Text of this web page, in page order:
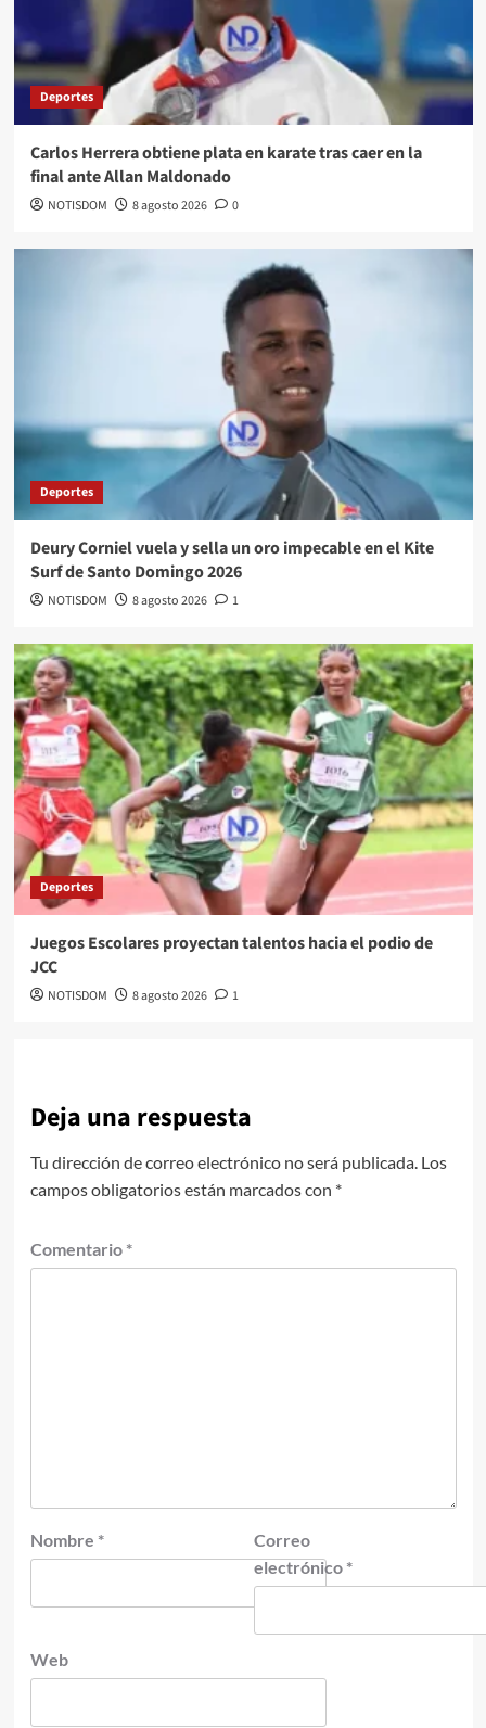
Deportes
Carlos Herrera obtiene plata en karate tras caer en la
final ante Allan Maldonado
NOTISDOM 8 agosto 2026 0
Deportes
Deury Corniel vuela y sella un oro impecable en el Kite
Surf de Santo Domingo 2026
NOTISDOM 8 agosto 2026 1
Deportes
Juegos Escolares proyectan talentos hacia el podio de
JCC
NOTISDOM 8 agosto 2026 1
Deja una respuesta
Tu dirección de correo electrónico no será publicada. Los
campos obligatorios están marcados con *
Comentario *
Nombre *
Correo
electrónico *
Web